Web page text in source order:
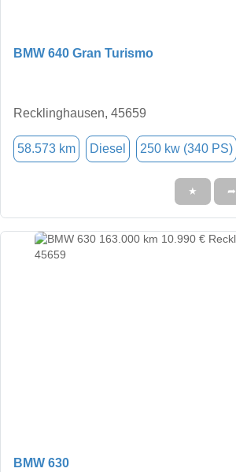
BMW 640 Gran Turismo
Recklinghausen, 45659
58.573 km Diesel 250 kw (340 PS)
★ ➦
BMW 630